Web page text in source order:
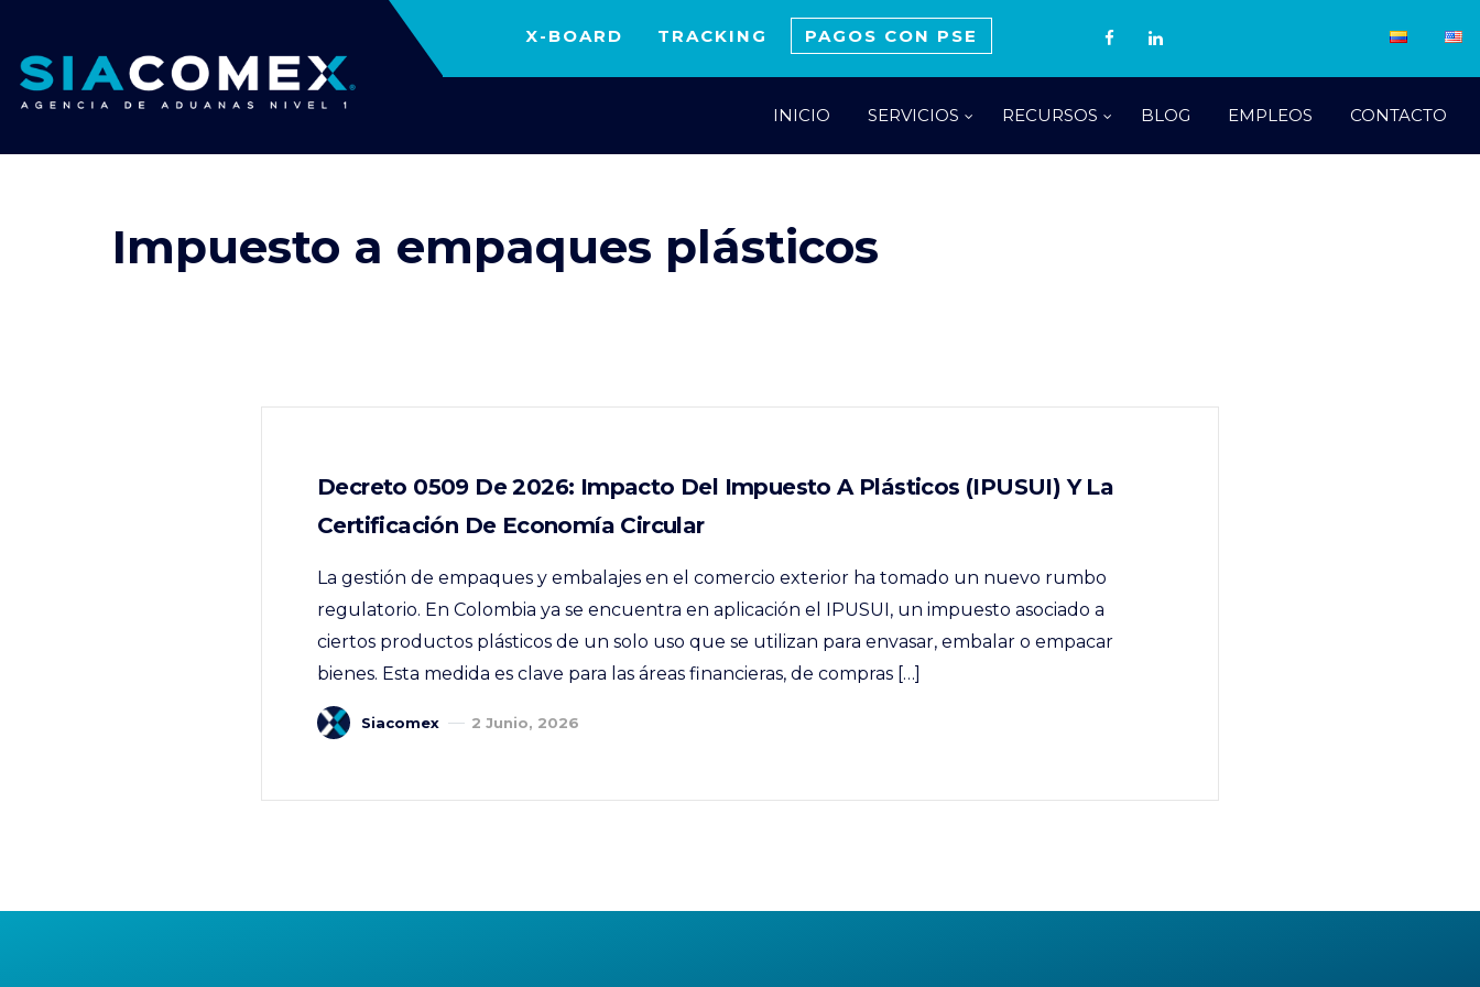
X-BOARD TRACKING PAGOS CON PSE
INICIO SERVICIOS RECURSOS BLOG EMPLEOS CONTACTO
Impuesto a empaques plásticos
Decreto 0509 De 2026: Impacto Del Impuesto A Plásticos (IPUSUI) Y La
Certificación De Economía Circular
La gestión de empaques y embalajes en el comercio exterior ha tomado un nuevo rumbo
regulatorio. En Colombia ya se encuentra en aplicación el IPUSUI, un impuesto asociado a
ciertos productos plásticos de un solo uso que se utilizan para envasar, embalar o empacar
bienes. Esta medida es clave para las áreas financieras, de compras […]
Siacomex 2 Junio, 2026